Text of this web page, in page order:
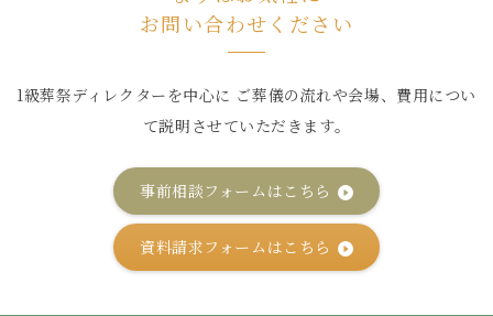
お問い合わせください
1級葬祭ディレクターを中心に ご葬儀の流れや会場、費用につい
て説明させていただきます。
事前相談フォームはこちら
資料請求フォームはこちら